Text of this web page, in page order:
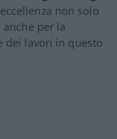
non solo
per la
dei lavori in questo